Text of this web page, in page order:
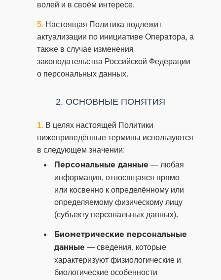
волей и в своём интересе.
Настоящая Политика подлежит
актуализации по инициативе Оператора, а
также в случае изменения
законодательства Российской Федерации
о персональных данных.
2. ОСНОВНЫЕ ПОНЯТИЯ
В целях настоящей Политики
нижеприведённые термины используются
в следующем значении:
Персональные данные — любая
информация, относящаяся прямо
или косвенно к определённому или
определяемому физическому лицу
(субъекту персональных данных).
Биометрические персональные
данные — сведения, которые
характеризуют физиологические и
биологические особенности